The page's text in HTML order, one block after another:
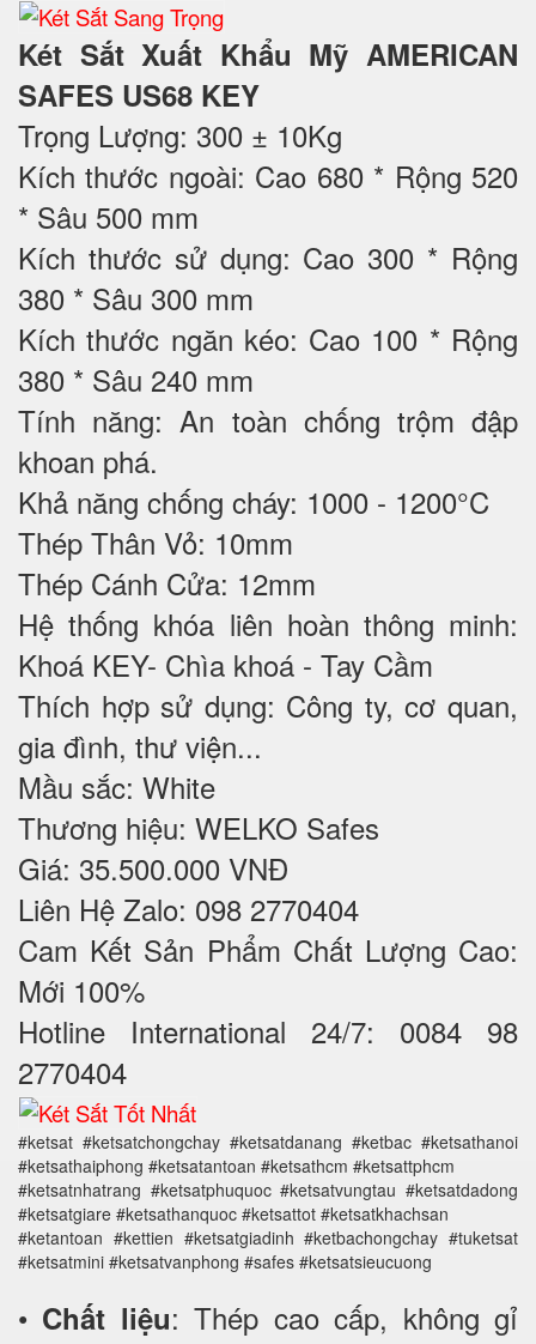
Két Sắt Xuất Khẩu Mỹ AMERICAN
SAFES US68 KEY
Trọng Lượng: 300 ± 10Kg
Kích thước ngoài: Cao 680 * Rộng 520
* Sâu 500 mm
Kích thước sử dụng: Cao 300 * Rộng
380 * Sâu 300 mm
Kích thước ngăn kéo: Cao 100 * Rộng
380 * Sâu 240 mm
Tính năng: An toàn chống trộm đập
khoan phá.
Khả năng chống cháy: 1000 - 1200°C
Thép Thân Vỏ: 10mm
Thép Cánh Cửa: 12mm
Hệ thống khóa liên hoàn thông minh:
Khoá KEY- Chìa khoá - Tay Cầm
Thích hợp sử dụng: Công ty, cơ quan,
gia đình, thư viện...
Mầu sắc: White
Thương hiệu: WELKO Safes
Giá: 35.500.000 VNĐ
Liên Hệ Zalo: 098 2770404
Cam Kết Sản Phẩm Chất Lượng Cao:
Mới 100%
Hotline International 24/7: 0084 98
2770404
#ketsat #ketsatchongchay #ketsatdanang #ketbac #ketsathanoi
#ketsathaiphong #ketsatantoan #ketsathcm #ketsattphcm
#ketsatnhatrang #ketsatphuquoc #ketsatvungtau #ketsatdadong
#ketsatgiare #ketsathanquoc #ketsattot #ketsatkhachsan
#ketantoan #kettien #ketsatgiadinh #ketbachongchay #tuketsat
#ketsatmini #ketsatvanphong #safes #ketsatsieucuong
• Chất liệu: Thép cao cấp, không gỉ